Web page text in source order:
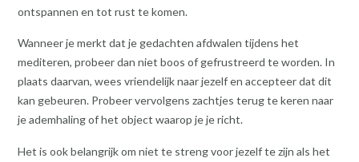
ontspannen en tot rust te komen.
Wanneer je merkt dat je gedachten afdwalen tijdens het
mediteren, probeer dan niet boos of gefrustreerd te worden. In
plaats daarvan, wees vriendelijk naar jezelf en accepteer dat dit
kan gebeuren. Probeer vervolgens zachtjes terug te keren naar
je ademhaling of het object waarop je je richt.
Het is ook belangrijk om niet te streng voor jezelf te zijn als het